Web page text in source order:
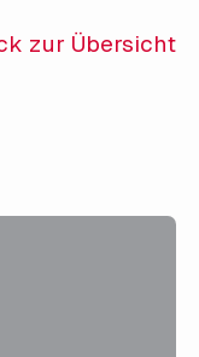
zur Übersicht